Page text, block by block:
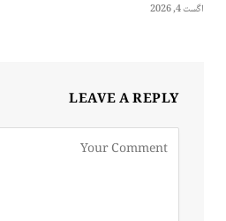
اگست 4, 2026
LEAVE A REPLY